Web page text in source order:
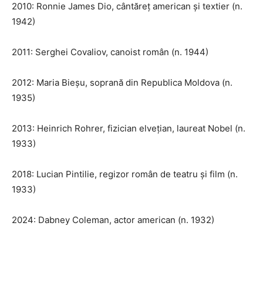
2010: Ronnie James Dio, cântăreț american și textier (n.
1942)
2011: Serghei Covaliov, canoist român (n. 1944)
2012: Maria Bieșu, soprană din Republica Moldova (n.
1935)
2013: Heinrich Rohrer, fizician elvețian, laureat Nobel (n.
1933)
2018: Lucian Pintilie, regizor român de teatru și film (n.
1933)
2024: Dabney Coleman, actor american (n. 1932)